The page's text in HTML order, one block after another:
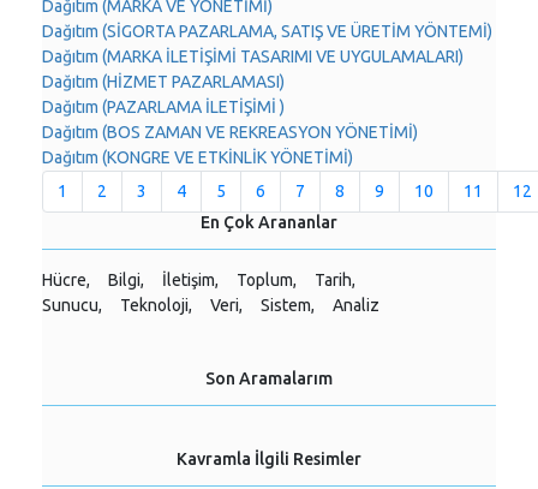
Dağıtım (MARKA VE YÖNETİMİ)
Dağıtım (SİGORTA PAZARLAMA, SATIŞ VE ÜRETİM YÖNTEMİ)
Dağıtım (MARKA İLETİŞİMİ TASARIMI VE UYGULAMALARI)
Dağıtım (HİZMET PAZARLAMASI)
Dağıtım (PAZARLAMA İLETİŞİMİ )
Dağıtım (BOS ZAMAN VE REKREASYON YÖNETİMİ)
Dağıtım (KONGRE VE ETKİNLİK YÖNETİMİ)
1
2 3 4 5 6 7 8 9 10 11
12
En Çok Arananlar
Hücre, Bilgi, İletişim, Toplum,
Tarih,
Sunucu,
Teknoloji, Veri, Sistem, Analiz
Son Aramalarım
Kavramla İlgili Resimler